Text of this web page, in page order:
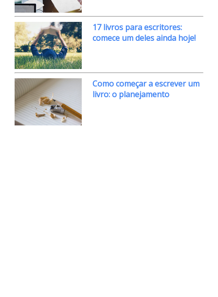
17 livros para escritores:
comece um deles ainda hoje!
Como começar a escrever um
livro: o planejamento